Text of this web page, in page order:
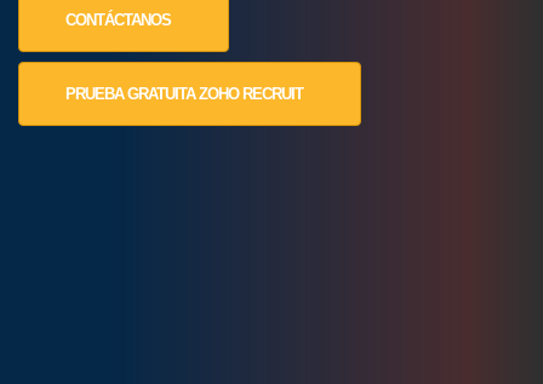
CONTÁCTANOS
PRUEBA GRATUITA ZOHO RECRUIT